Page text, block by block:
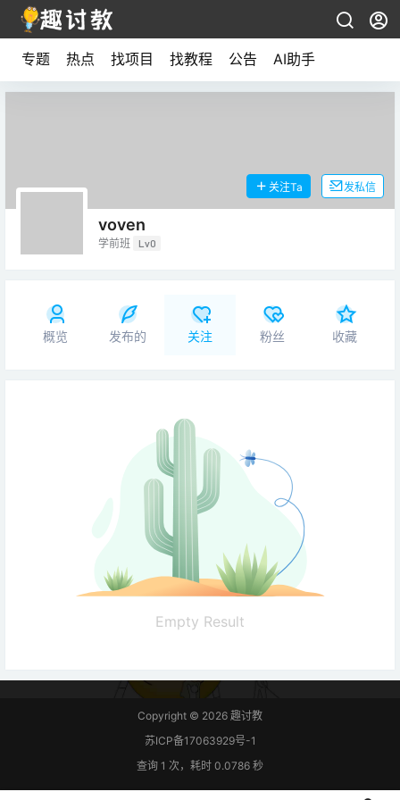
专题 热点 找项目 找教程 公告 AI助手
voven
学前班 Lv0
关注Ta 发私信
概览 发布的 关注 粉丝 收藏
Empty Result
Copyright © 2026 趣讨教
苏ICP备17063929号-1
查询 1 次，耗时 0.0786 秒